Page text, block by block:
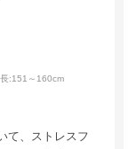
:151～160cm
て、ストレスフ